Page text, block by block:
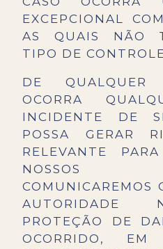
EXCEPCIONAL
AS QUAIS NÃO
TIPO DE
DE QUALQUER
OCORRA
INCIDENTE DE
POSSA GERAR
RELEVANTE
NOSSOS
COMUNICAREMOS
AUTORIDADE
PROTEÇÃO DE
OCORRIDO, EM